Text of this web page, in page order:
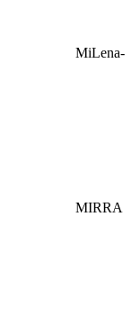
MiLena-
MIRRA